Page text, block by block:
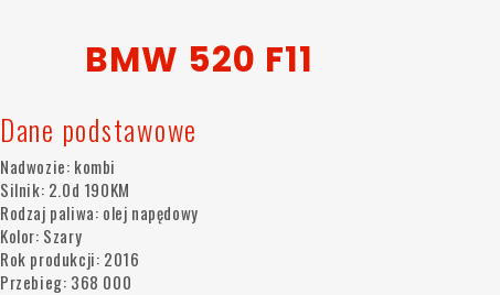
BMW 520 F11
Dane podstawowe
Nadwozie: kombi
Silnik: 2.0d 190KM
Rodzaj paliwa: olej napędowy
Kolor: Szary
Rok produkcji: 2016
Przebieg: 368 000